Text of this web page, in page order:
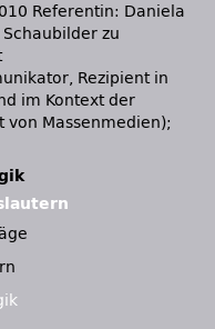
Referentin: Daniela
zu
Rezipient in
im Kontext der
von Massenmedien);